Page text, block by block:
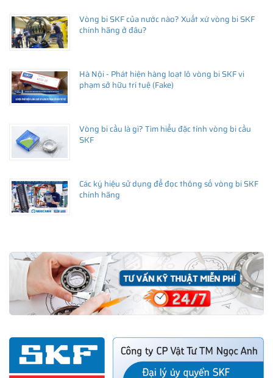
Vòng bi SKF của nước nào? Xuất xứ vòng bi SKF
chính hãng ở đâu?
Hà Nội - Phát hiện hàng loạt lô vòng bi SKF vi
phạm sở hữu trí tuệ (Fake)
Vòng bi cầu là gì? Tìm hiểu đặc tính vòng bi cầu
SKF
Các ký hiệu sử dụng để đọc thông số vòng bi SKF
chính hãng